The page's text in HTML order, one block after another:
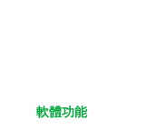
軟體功能